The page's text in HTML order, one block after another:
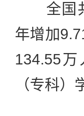
全国共
年增加
134.55
（专科